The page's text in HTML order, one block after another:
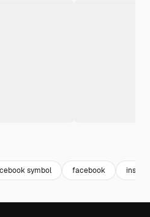
symbol facebook